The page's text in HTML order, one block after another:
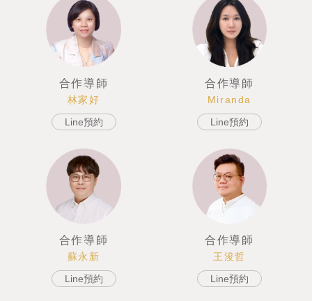
合作導師
林家好
Line預約
合作導師
Miranda
Line預約
合作導師
蘇永新
Line預約
合作導師
王浚哲
Line預約